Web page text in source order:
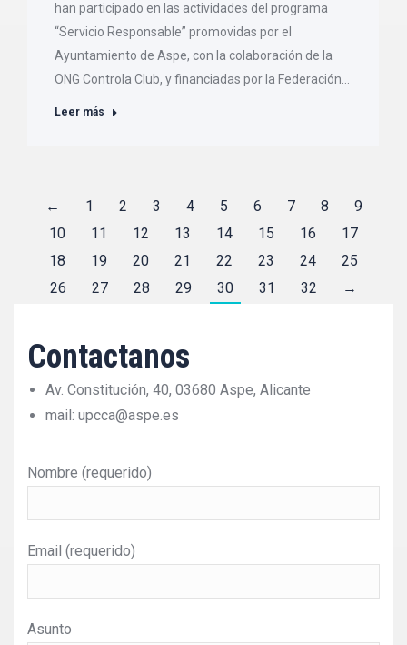
han participado en las actividades del programa
“Servicio Responsable” promovidas por el
Ayuntamiento de Aspe, con la colaboración de la
ONG Controla Club, y financiadas por la Federación…
Leer más
← 1 2 3 4 5 6 7 8
9
10
11 12 13 14 15 16
17
18
19 20 21 22 23 24
25
26
27 28 29 30 31 32 →
Contactanos
Av. Constitución, 40, 03680 Aspe, Alicante
mail: upcca@aspe.es
Nombre (requerido)
Email (requerido)
Asunto